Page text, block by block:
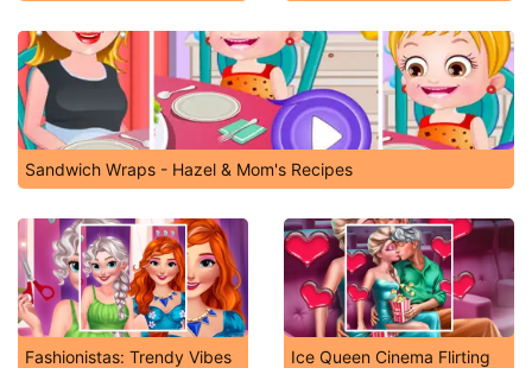
Sandwich Wraps - Hazel & Mom's Recipes
Fashionistas: Trendy Vibes Ice Queen Cinema Flirting